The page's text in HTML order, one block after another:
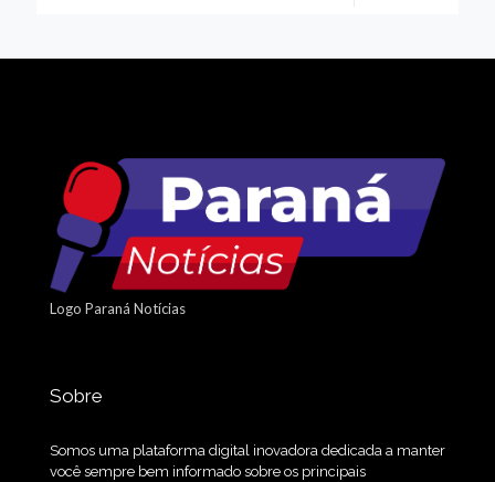
Logo Paraná Notícias
Sobre
Somos uma plataforma digital inovadora dedicada a manter
você sempre bem informado sobre os principais